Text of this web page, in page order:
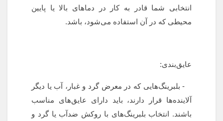
انتخابی شما قادر به کار در دماهای بالا یا پایین
محیطی که در آن استفاده می‌شود، باشد.
عایق‌بندی:
- بلبرینگ‌هایی که در معرض گرد و غبار، آب یا دیگر
آلاینده‌ها قرار دارند، باید دارای عایق‌های مناسب
باشند. انتخاب بلبرینگ‌های با روکش ضدآب یا گرد و